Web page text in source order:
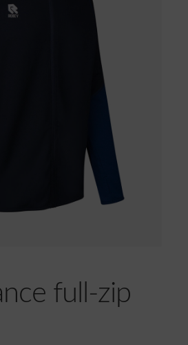
full-zip